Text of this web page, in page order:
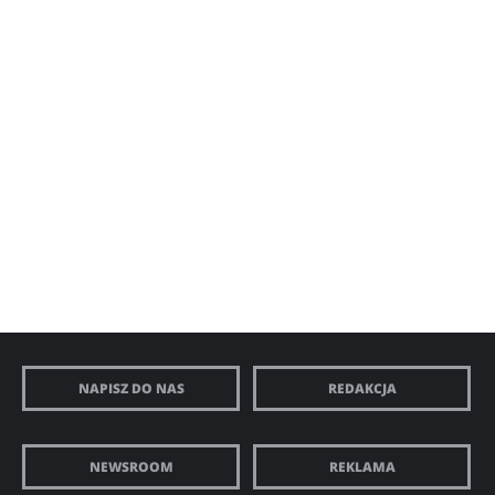
NAPISZ DO NAS REDAKCJA
NEWSROOM REKLAMA